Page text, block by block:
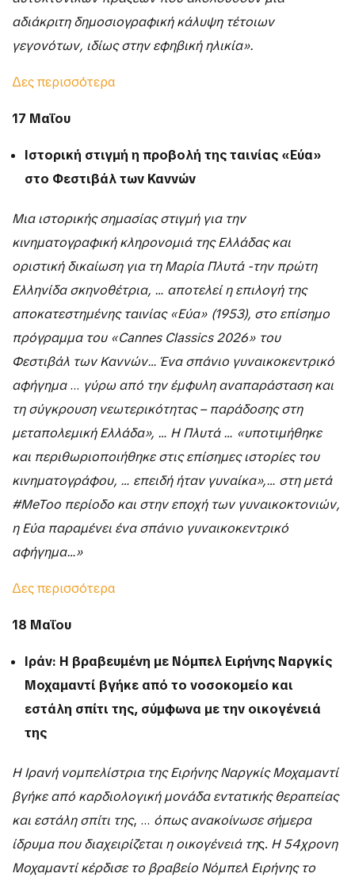
αδιάκριτη δημοσιογραφική κάλυψη τέτοιων
γεγονότων, ιδίως στην εφηβική ηλικία».
Δες περισσότερα
17 Μαΐου
Ιστορική στιγμή η προβολή της ταινίας «Εύα»
στο Φεστιβάλ των Καννών
Μια ιστορικής σημασίας στιγμή για την
κινηματογραφική κληρονομιά της Ελλάδας και
οριστική δικαίωση για τη Μαρία Πλυτά -την πρώτη
Ελληνίδα σκηνοθέτρια, … αποτελεί η επιλογή της
αποκατεστημένης ταινίας «Εύα» (1953), στο επίσημο
πρόγραμμα του «Cannes Classics 2026» του
Φεστιβάλ των Καννών… Ένα σπάνιο γυναικοκεντρικό
αφήγημα… γύρω από την έμφυλη αναπαράσταση και
τη σύγκρουση νεωτερικότητας – παράδοσης στη
μεταπολεμική Ελλάδα», … Η Πλυτά … «υποτιμήθηκε
και περιθωριοποιήθηκε στις επίσημες ιστορίες του
κινηματογράφου, … επειδή ήταν γυναίκα»,… στη μετά
#MeToo περίοδο και στην εποχή των γυναικοκτονιών,
η Εύα παραμένει ένα σπάνιο γυναικοκεντρικό
αφήγημα…»
Δες περισσότερα
18 Μαΐου
Ιράν: Η βραβευμένη με Νόμπελ Ειρήνης Ναργκίς
Μοχαμαντί βγήκε από το νοσοκομείο και
εστάλη σπίτι της, σύμφωνα με την οικογένειά
της
Η Ιρανή νομπελίστρια της Ειρήνης Ναργκίς Μοχαμαντί
βγήκε από καρδιολογική μονάδα εντατικής θεραπείας
και εστάλη σπίτι της, … όπως ανακοίνωσε σήμερα
ίδρυμα που διαχειρίζεται η οικογένειά της. Η 54χρονη
Μοχαμαντί κέρδισε το βραβείο Νόμπελ Ειρήνης το